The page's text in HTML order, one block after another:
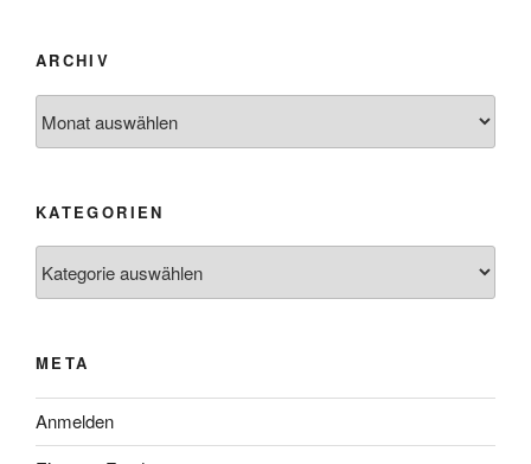
ARCHIV
KATEGORIEN
META
Anmelden